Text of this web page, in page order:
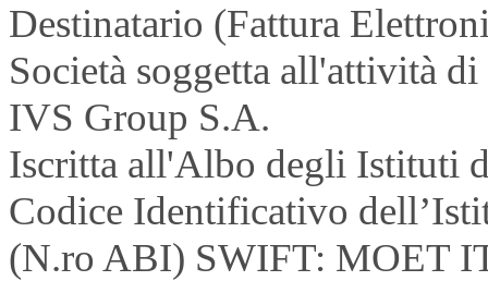
Destinatario (Fattura
Società soggetta all'attività
IVS Group S.A.
Iscritta all'Albo degli Istituti
Codice Identificativo
(N.ro ABI) SWIFT: MOET